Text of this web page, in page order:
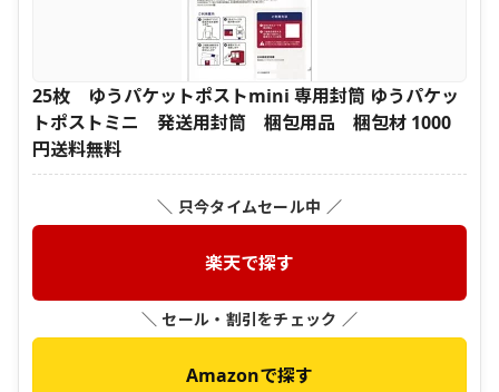
25枚 ゆうパケットポストmini 専用封筒 ゆうパケッ
トポストミニ 発送用封筒 梱包用品 梱包材 1000
円送料無料
＼ 只今タイムセール中 ／
楽天で探す
＼ セール・割引をチェック ／
Amazonで探す